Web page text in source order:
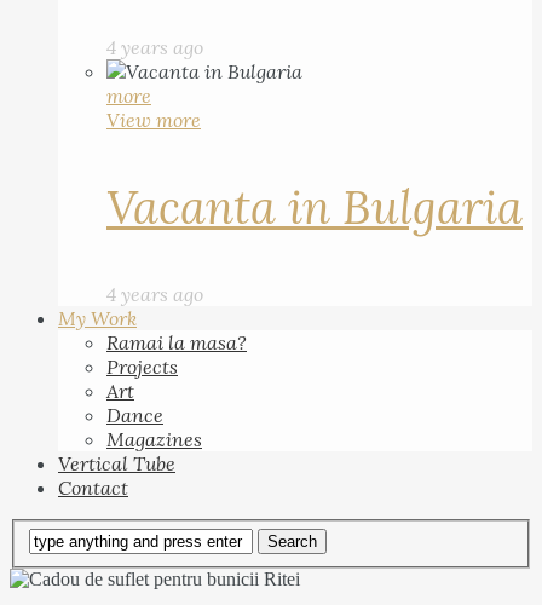
4 years ago
more
View more
Vacanta in Bulgaria
4 years ago
My Work
Ramai la masa?
Projects
Art
Dance
Magazines
Vertical Tube
Contact